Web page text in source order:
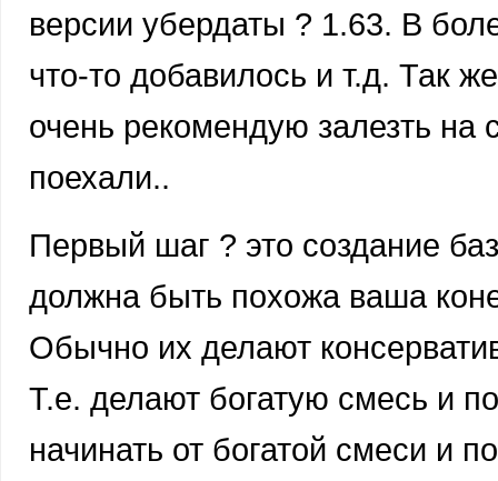
версии убердаты ? 1.63. В
что-то добавилось и т.д. Так
очень рекомендую залезть на
поехали..
Первый шаг ? это создание
должна быть похожа ваша
Обычно их делают
Т.е. делают богатую смесь и
начинать от богатой смеси и